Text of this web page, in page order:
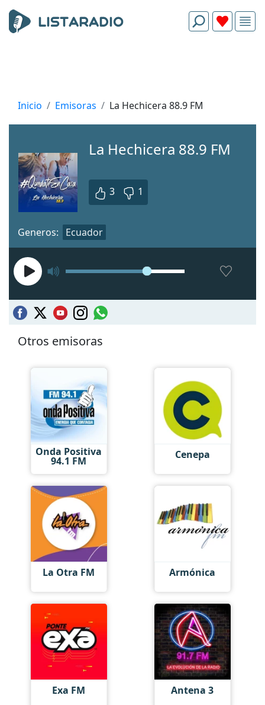
Inicio Emisoras La Hechicera 88.9 FM
La Hechicera 88.9 FM
3 1
Generos: Ecuador
Otros emisoras
Onda Positiva
94.1 FM Cenepa
La Otra FM Armónica
Exa FM Antena 3